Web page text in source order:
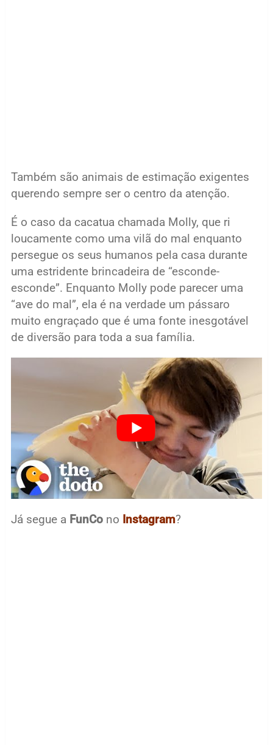
Também são animais de estimação exigentes
querendo sempre ser o centro da atenção.
É o caso da cacatua chamada Molly, que ri
loucamente como uma vilã do mal enquanto
persegue os seus humanos pela casa durante
uma estridente brincadeira de “esconde-
esconde”. Enquanto Molly pode parecer uma
“ave do mal”, ela é na verdade um pássaro
muito engraçado que é uma fonte inesgotável
de diversão para toda a sua família.
Já segue a FunCono Instagram?